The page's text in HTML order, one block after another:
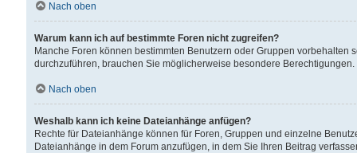
Nach oben
Warum kann ich auf bestimmte Foren nicht zugreifen?
Manche Foren können bestimmten Benutzern oder Gruppen
durchzuführen, brauchen Sie möglicherweise besondere
Nach oben
Weshalb kann ich keine Dateianhänge anfügen?
Rechte für Dateianhänge können für Foren, Gruppen und einzelne
Dateianhänge in dem Forum anzufügen, in dem Sie Ihren Beitrag